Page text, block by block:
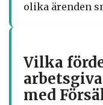
olika ärenden
Vilka
med